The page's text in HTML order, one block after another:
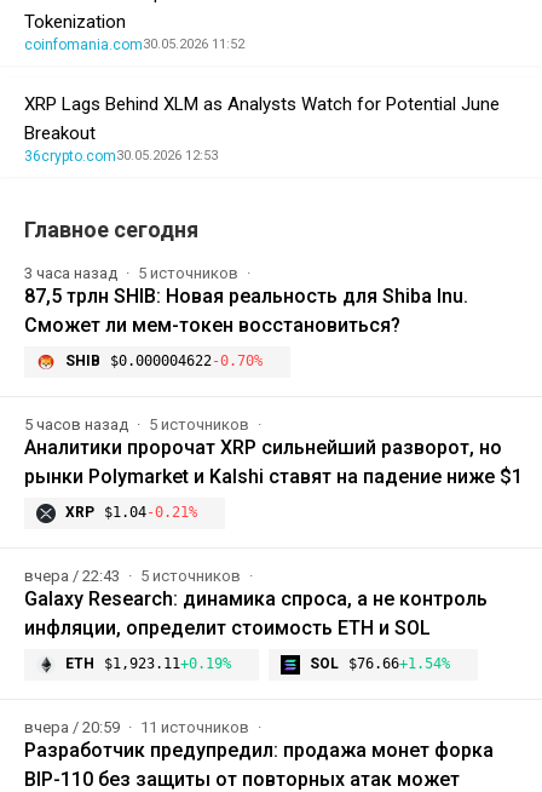
Tokenization
coinfomania.com30.05.2026 11:52
XRP Lags Behind XLM as Analysts Watch for Potential June
Breakout
36crypto.com30.05.2026 12:53
Главное сегодня
3 часа назад 5 источников
87,5 трлн SHIB: Новая реальность для Shiba Inu.
Сможет ли мем-токен восстановиться?
SHIB $0.000004622-0.70%
5 часов назад 5 источников
Аналитики пророчат XRP сильнейший разворот, но
рынки Polymarket и Kalshi ставят на падение ниже $1
XRP $1.04-0.21%
вчера / 22:43 5 источников
Galaxy Research: динамика спроса, а не контроль
инфляции, определит стоимость ETH и SOL
ETH $1,923.11+0.19% SOL $76.66+1.54%
вчера / 20:59 11 источников
Разработчик предупредил: продажа монет форка
BIP-110 без защиты от повторных атак может